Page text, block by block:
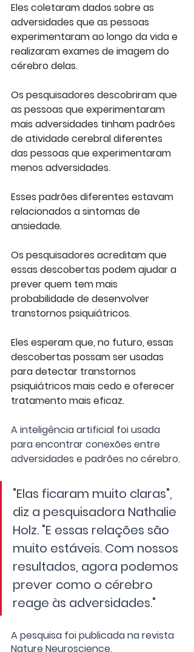
Eles coletaram dados sobre as
adversidades que as pessoas
experimentaram ao longo da vida e
realizaram exames de imagem do
cérebro delas.
Os pesquisadores descobriram que
as pessoas que experimentaram
mais adversidades tinham padrões
de atividade cerebral diferentes
das pessoas que experimentaram
menos adversidades.
Esses padrões diferentes estavam
relacionados a sintomas de
ansiedade.
Os pesquisadores acreditam que
essas descobertas podem ajudar a
prever quem tem mais
probabilidade de desenvolver
transtornos psiquiátricos.
Eles esperam que, no futuro, essas
descobertas possam ser usadas
para detectar transtornos
psiquiátricos mais cedo e oferecer
tratamento mais eficaz.
A inteligência artificial foi usada
para encontrar conexões entre
adversidades e padrões no cérebro.
"Elas ficaram muito claras",
diz a pesquisadora Nathalie
Holz. "E essas relações são
muito estáveis. Com nossos
resultados, agora podemos
prever como o cérebro
reage às adversidades."
A pesquisa foi publicada na revista
Nature Neuroscience.